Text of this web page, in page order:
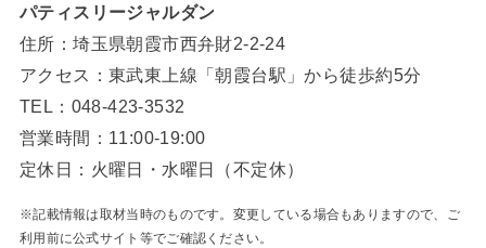
パティスリージャルダン
住所：埼玉県朝霞市西弁財2-2-24
アクセス：東武東上線「朝霞台駅」から徒歩約5分
TEL：048-423-3532
営業時間：11:00-19:00
定休日：火曜日・水曜日（不定休）
※記載情報は取材当時のものです。変更している場合もありますので、ご
利用前に公式サイト等でご確認ください。